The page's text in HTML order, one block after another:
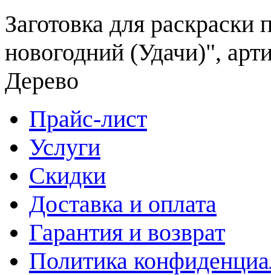
Заготовка для
новогодний (Удачи)",
Дерево
Прайс-лист
Услуги
Скидки
Доставка и оплата
Гарантия и возврат
Политика